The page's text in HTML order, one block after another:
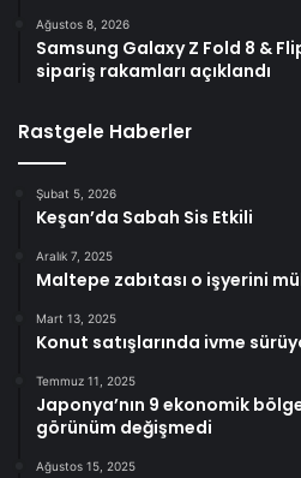
Ağustos 8, 2026
Samsung Galaxy Z Fold 8 &
sipariş rakamları açıklandı
Rastgele Haberler
Şubat 5, 2026
Keşan’da Sabah Sis Etkili
Aralık 7, 2025
Maltepe zabıtası o işyerini
Mart 13, 2025
Konut satışlarında ivme
Temmuz 11, 2025
Japonya’nın 9 ekonomik
görünüm değişmedi
Ağustos 15, 2025